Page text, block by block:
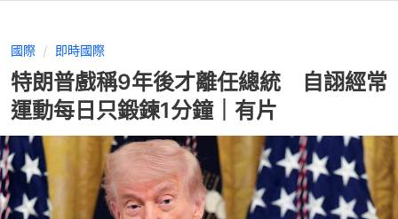
國際 即時國際
特朗普戲稱9年後才離任總統 自詡經常
運動每日只鍛鍊1分鐘｜有片